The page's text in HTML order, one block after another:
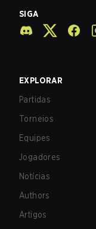
SIGA
EXPLORAR
Partidas
Torneios
Equipes
Jogadores
Notícias
Authors
Artigos